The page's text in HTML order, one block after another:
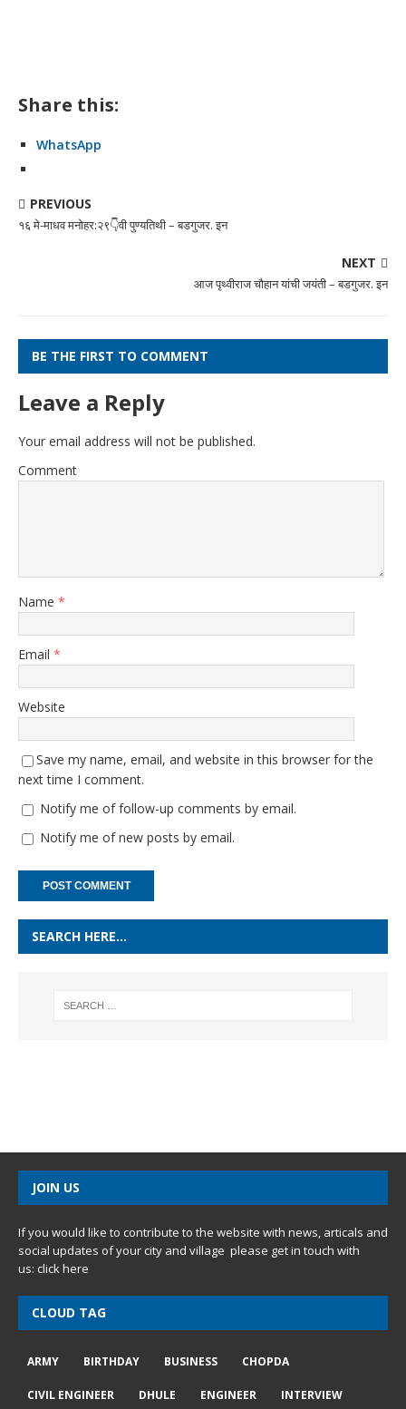
Share this:
WhatsApp
PREVIOUS
१६ मे-माधव मनोहर:२९👇वी पुण्यतिथी – बडगुजर. इन
NEXT
आज पृथ्वीराज चौहान यांची जयंती – बडगुजर. इन
BE THE FIRST TO COMMENT
Leave a Reply
Your email address will not be published.
Comment
Name *
Email *
Website
Save my name, email, and website in this browser for the
next time I comment.
Notify me of follow-up comments by email.
Notify me of new posts by email.
SEARCH HERE…
JOIN US
If you would like to contribute to the website with news, articals and
social updates of your city and village please get in touch with
us: click here
CLOUD TAG
ARMY BIRTHDAY BUSINESS CHOPDA
CIVIL ENGINEER DHULE ENGINEER INTERVIEW